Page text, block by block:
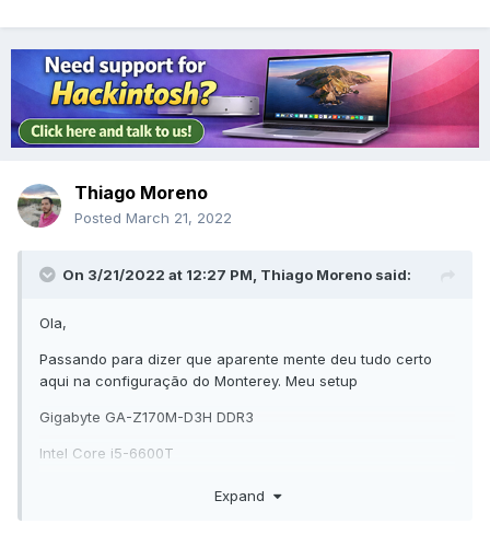
Thiago Moreno
Posted March 21, 2022
On 3/21/2022 at 12:27 PM, Thiago Moreno said:
Ola,
Passando para dizer que aparente mente deu tudo certo
aqui na configuração do Monterey. Meu setup
Gigabyte GA-Z170M-D3H DDR3
Intel Core i5-6600T
2x8GB Corsair Vengeance DDR3 2400MHZ (XMP ativado)
Expand